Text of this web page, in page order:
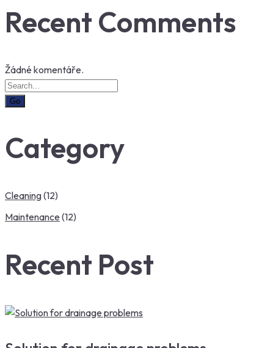
Recent Comments
Žádné komentáře.
Category
Cleaning(12)
Maintenance (12)
Recent Post